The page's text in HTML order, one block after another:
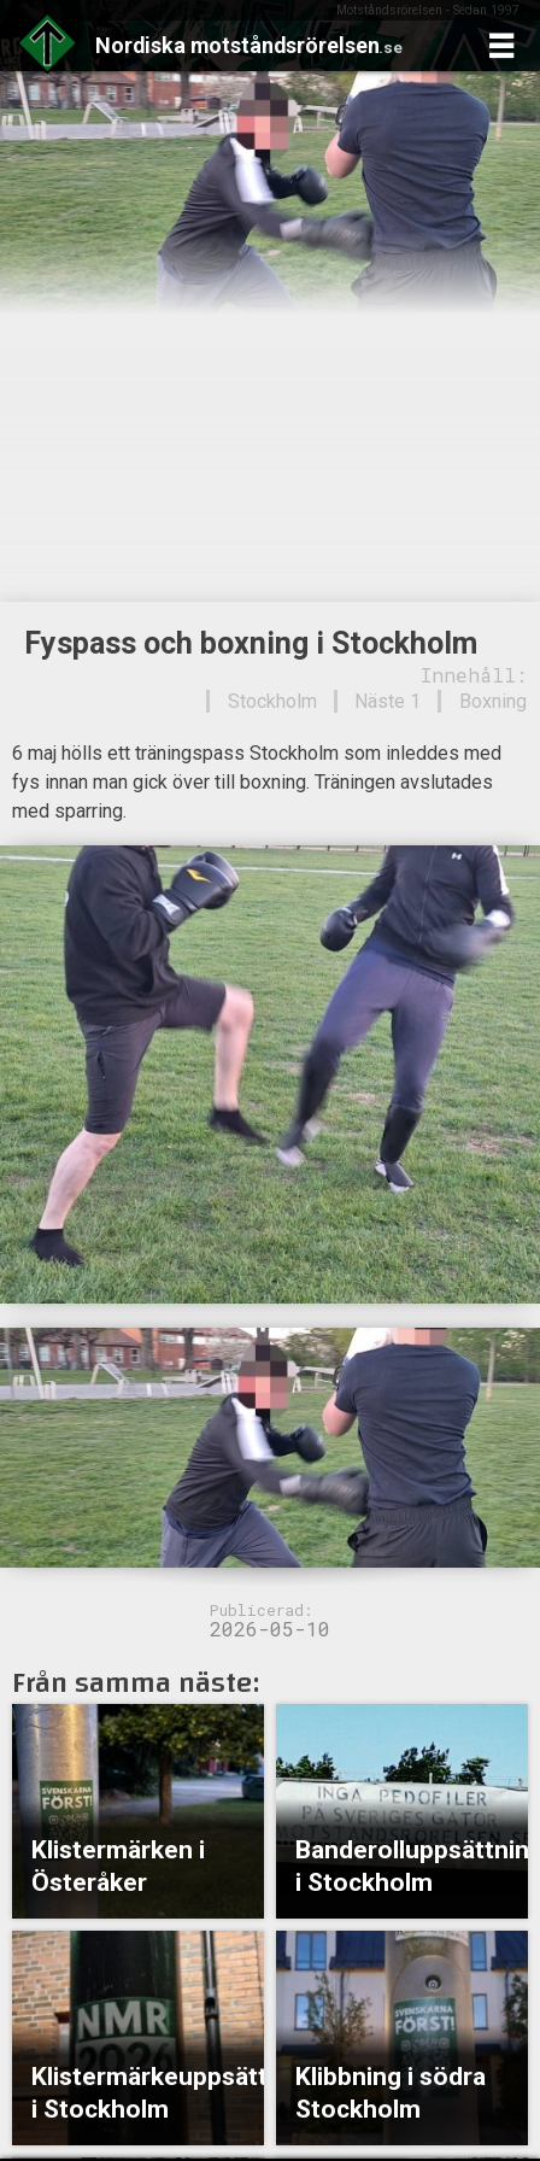
Motståndsrörelsen - Sedan 1997
Nordiska motståndsrörelsen.se
Skip
to
content
Fyspass och boxning i Stockholm
Innehåll:
Boxning
Näste 1
Stockholm
6 maj hölls ett träningspass Stockholm som inleddes med
fys innan man gick över till boxning. Träningen avslutades
med sparring.
Publicerad:
2026-05-10
Från samma näste:
Klistermärken i
Österåker
i Stockholm
Klistermärkeuppsättning
i Stockholm
Klibbning i södra
Stockholm